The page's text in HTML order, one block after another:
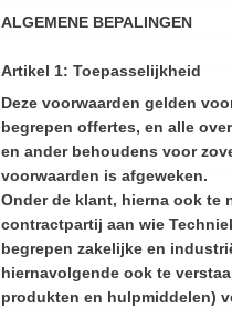
ALGEMENE BEPALINGEN
Artikel 1: Toepasselijkheid
Deze voorwaarden gelden
begrepen offertes, en alle
en ander behoudens voor
voorwaarden is afgeweken.
Onder de klant, hierna ook te
contractpartij aan wie
begrepen zakelijke en
hiernavolgende ook te
produkten en hulpmiddelen)